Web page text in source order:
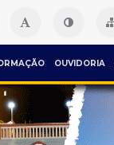
OUVIDORIA